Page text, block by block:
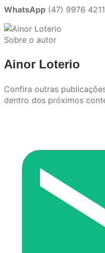
WhatsApp (47) 9976 4211
Sobre o autor
Ainor Loterio
Confira outras
dentro dos próximos